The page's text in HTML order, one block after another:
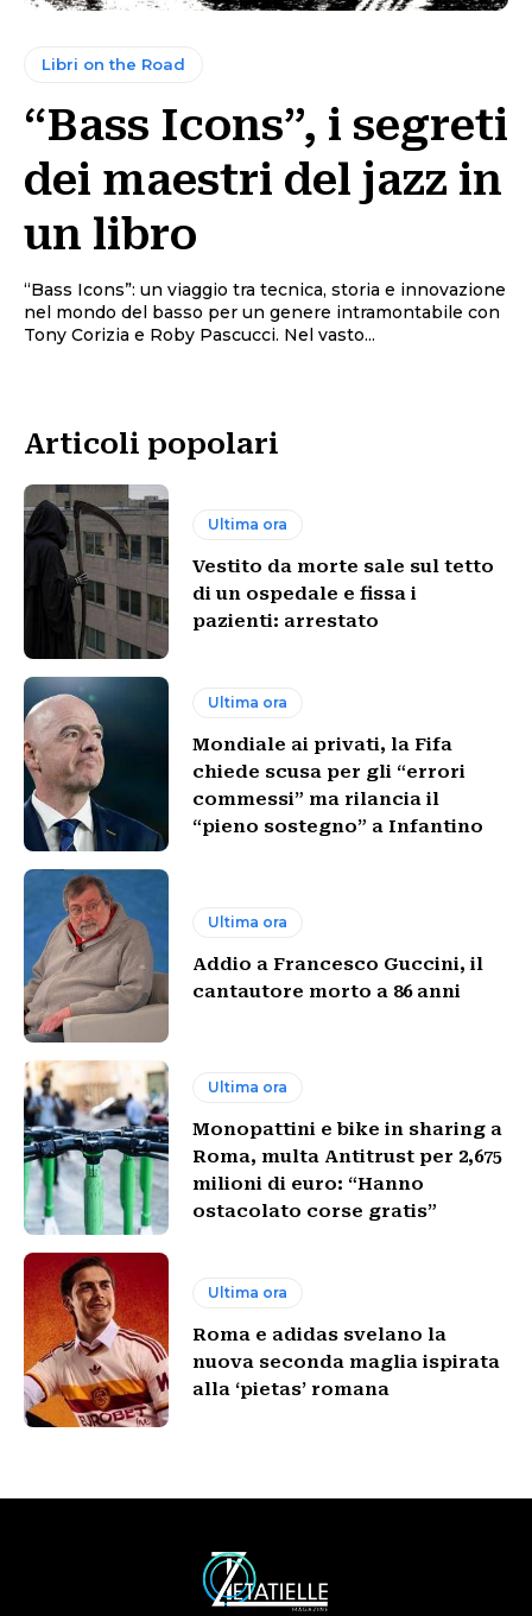
Libri on the Road
“Bass Icons”, i segreti
dei maestri del jazz in
un libro
“Bass Icons”: un viaggio tra tecnica, storia e innovazione
nel mondo del basso per un genere intramontabile con
Tony Corizia e Roby Pascucci. Nel vasto...
Articoli popolari
Ultima ora
Vestito da morte sale sul tetto
di un ospedale e fissa i
pazienti: arrestato
Ultima ora
Mondiale ai privati, la Fifa
chiede scusa per gli “errori
commessi” ma rilancia il
“pieno sostegno” a Infantino
Ultima ora
Addio a Francesco Guccini, il
cantautore morto a 86 anni
Ultima ora
Monopattini e bike in sharing a
Roma, multa Antitrust per 2,675
milioni di euro: “Hanno
ostacolato corse gratis”
Ultima ora
Roma e adidas svelano la
nuova seconda maglia ispirata
alla ‘pietas’ romana